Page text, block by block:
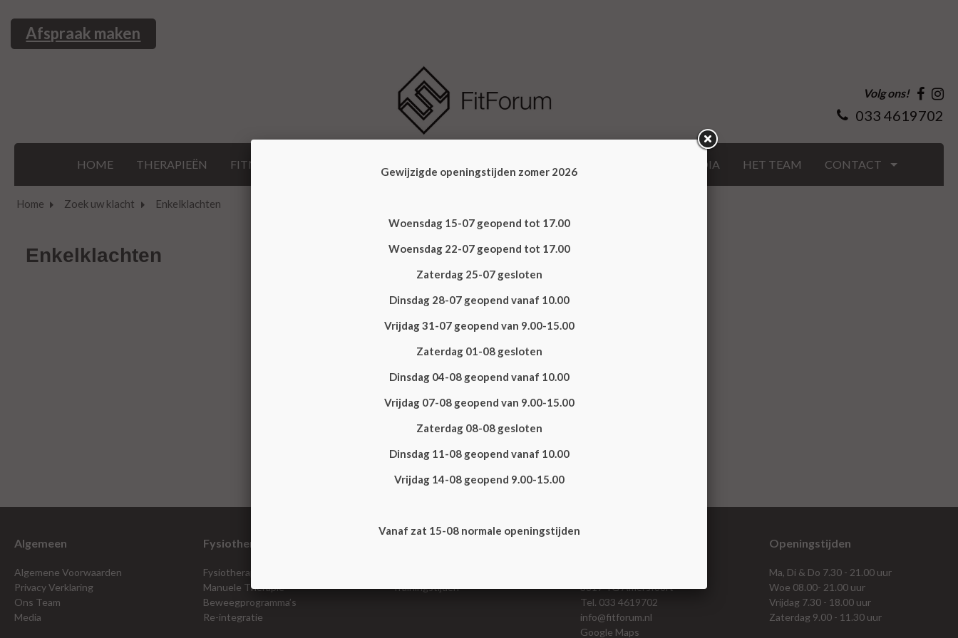
Afspraak maken
Volg ons!
033 4619702
HOME THERAPIEËN FITNESS & SPORTEN MEDIA HET TEAM CONTACT
Home Zoek uw klacht Enkelklachten
Enkelklachten
BUITENSTE ENKELBAND LETSEL
Algemeen
Algemene Voorwaarden
Privacy Verklaring
Ons Team
Media
Fysiotherapie
Fysiotherapie PLUS Specialisaties
Manuele Therapie
Beweegprogramma’s
Re-integratie
Trainingstijden
3817 TG Amersfoort
Tel. 033 4619702
info@fitforum.nl
Google Maps
Openingstijden
Ma, Di & Do 7.30 - 21.00 uur
Woe 08.00- 21.00 uur
Vrijdag 7.30 - 18.00 uur
Zaterdag 9.00 - 11.30 uur
Gewijzigde openingstijden zomer 2026
Woensdag 15-07 geopend tot 17.00
Woensdag 22-07 geopend tot 17.00
Zaterdag 25-07 gesloten
Dinsdag 28-07 geopend vanaf 10.00
Vrijdag 31-07 geopend van 9.00-15.00
Zaterdag 01-08 gesloten
Dinsdag 04-08 geopend vanaf 10.00
Vrijdag 07-08 geopend van 9.00-15.00
Zaterdag 08-08 gesloten
Dinsdag 11-08 geopend vanaf 10.00
Vrijdag 14-08 geopend 9.00-15.00
Vanaf zat 15-08 normale openingstijden